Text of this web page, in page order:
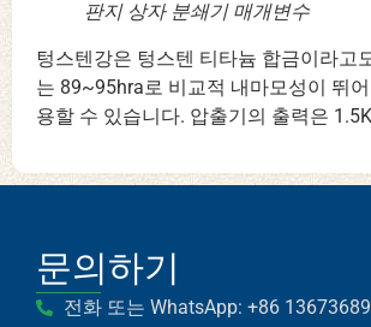
판지 상자 분쇄기 매개변수
텅스텐강은 텅스텐 티타늄 합금이라고
는 89~95hra로 비교적 내마모성이 뛰
용할 수 있습니다. 압출기의 출력은
문의하기
전화 또는 WhatsApp: +86